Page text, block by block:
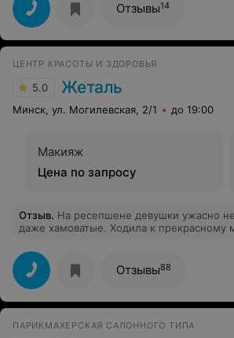
Отзывы14
ЦЕНТР КРАСОТЫ И ЗДОРОВЬЯ
5.0 Жеталь
Минск, ул. Могилевская, 2/1 до 19:00
Макияж
Цена по запросу
Отзыв. На ресепшене девушки ужасно
даже хамоватые. Ходила к прекрасному
считаю. Но эта барышня на ресепшене
впечатления.
Отзывы88
ПАРИКМАХЕРСКАЯ САЛОННОГО ТИПА